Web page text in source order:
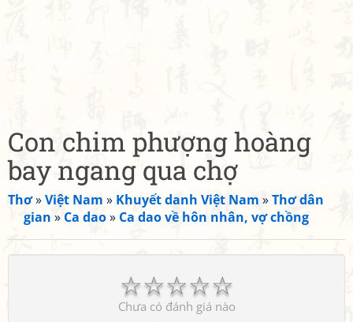
Con chim phượng hoàng
bay ngang qua chợ
Thơ»Việt Nam » Khuyết danh Việt Nam »Thơ dân
gian » Ca dao» Ca dao về hôn nhân, vợ chồng
☆
☆
☆
☆
☆
Chưa có đánh giá nào